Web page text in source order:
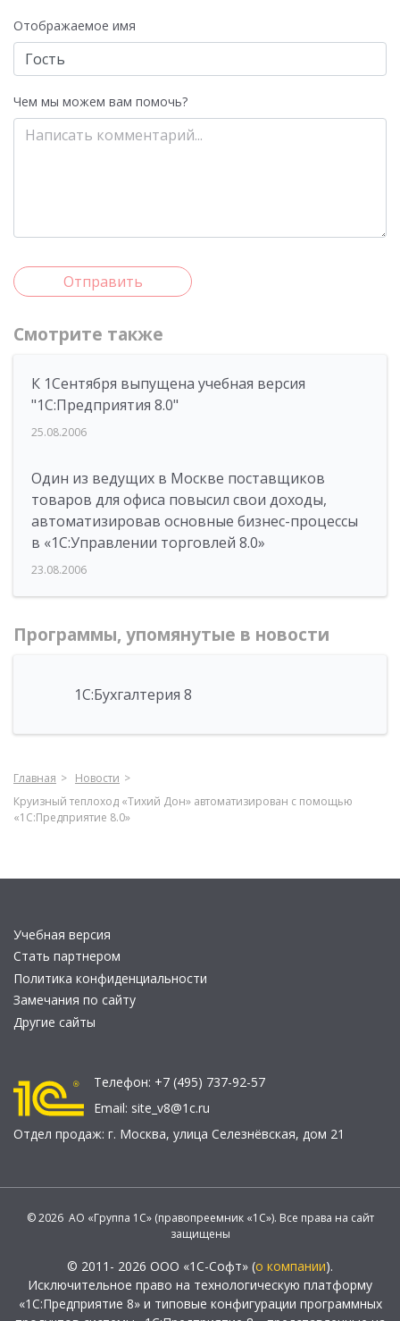
Отображаемое имя
Чем мы можем вам помочь?
Отправить
Смотрите также
К 1Сентября выпущена учебная версия
"1C:Предприятия 8.0"
25.08.2006
Один из ведущих в Москве поставщиков
товаров для офиса повысил свои доходы,
автоматизировав основные бизнес-процессы
в «1С:Управлении торговлей 8.0»
23.08.2006
Программы, упомянутые в новости
1С:Бухгалтерия 8
Главная
Новости
Круизный теплоход «Тихий Дон» автоматизирован с помощью
«1С:Предприятие 8.0»
Учебная версия
Стать партнером
Политика конфиденциальности
Замечания по сайту
Другие сайты
Телефон: +7 (495) 737-92-57
Email: site_v8@1c.ru
Отдел продаж: г. Москва, улица Селезнёвская, дом 21
© 2026 АО «Группа 1С» (правопреемник «1С»). Все права на сайт
защищены
© 2011- 2026 ООО «1С-Софт» (о компании).
Исключительное право на технологическую платформу
«1С:Предприятие 8» и типовые конфигурации программных